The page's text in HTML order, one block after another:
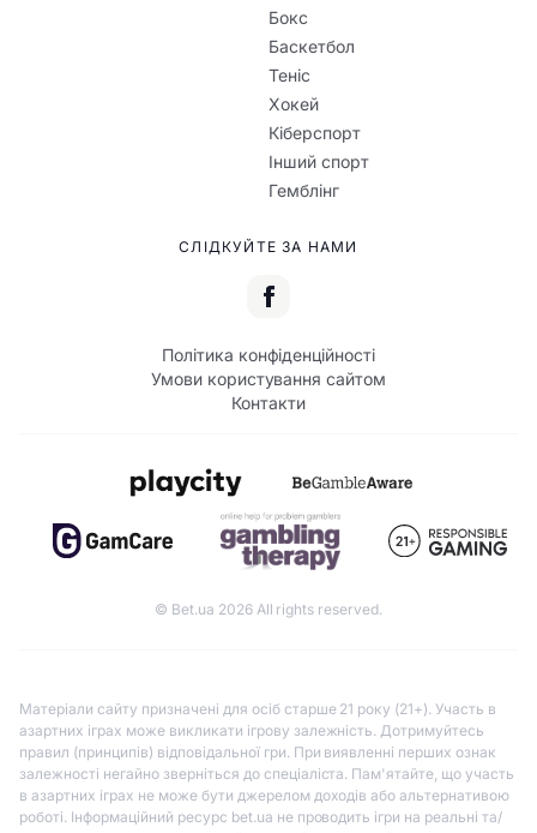
Бокс
Баскетбол
Теніс
Хокей
Кіберспорт
Інший спорт
Гемблінг
СЛІДКУЙТЕ ЗА НАМИ
Політика конфіденційності
Умови користування сайтом
Контакти
© Bet.ua 2026 All rights reserved.
Матеріали сайту призначені для осіб старше 21 року (21+). Участь в
азартних іграх може викликати ігрову залежність. Дотримуйтесь
правил (принципів) відповідальної гри. При виявленні перших ознак
залежності негайно зверніться до спеціаліста. Пам'ятайте, що участь
в азартних іграх не може бути джерелом доходів або альтернативою
роботі. Інформаційний ресурс bet.ua не проводить ігри на реальні та/